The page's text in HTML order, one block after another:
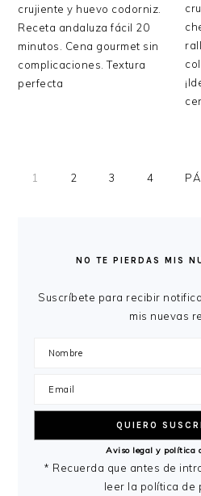
crujiente y huevo codorniz.
Receta andaluza fácil 20
minutos. Cena gourmet sin
complicaciones. Textura
perfecta
PÁGINA
1 PÁGINA
2 PÁGINA
3 PÁGINA
4
IR
PRINCIPALNO TE PIERDAS MIS
Suscríbete para recibir
mis nuevas
Aviso legal y política
* Recuerda que antes de
leer la política de